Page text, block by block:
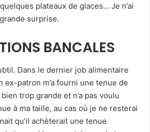
plateaux de glaces… Je n’ai
surprise.
BANCALES
Dans le dernier job alimentaire
ex-patron m’a fourni une tenue de
trop grande et n’a pas voulu
à ma taille, au cas où je ne resterai
qu’il achèterait une tenue